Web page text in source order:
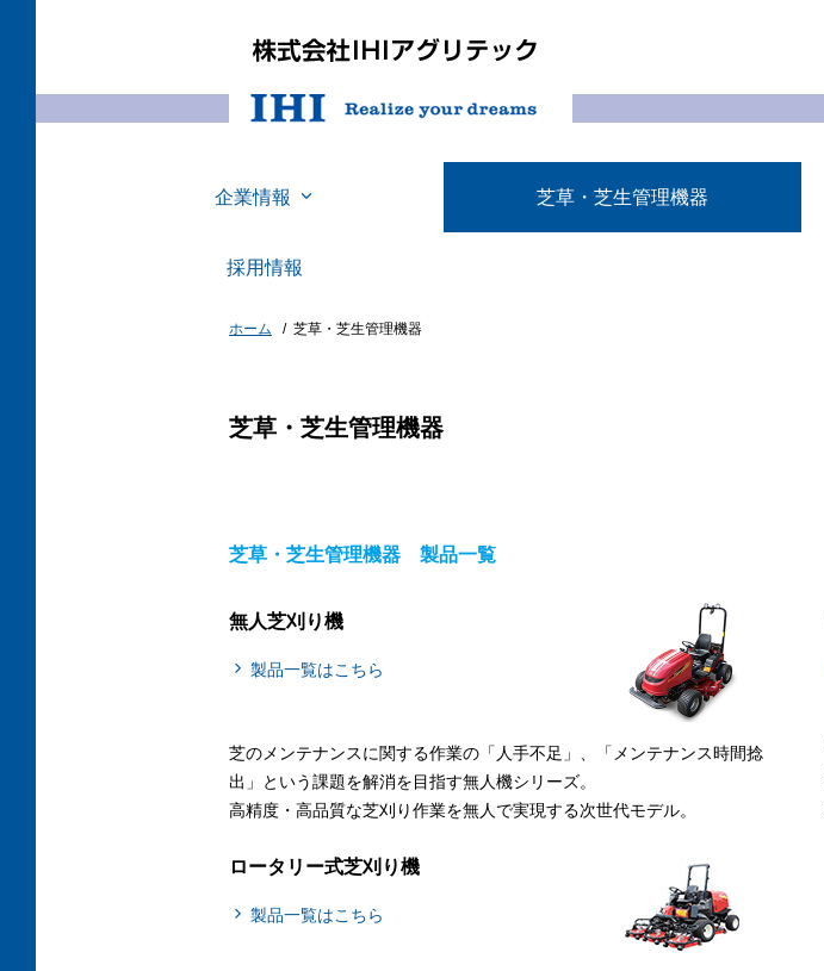
企業情報 芝草・芝生管理機器
採用情報
ホーム 芝草・芝生管理機器
芝草・芝生管理機器
芝草・芝生管理機器 製品一覧
無人芝刈り機
製品一覧はこちら
芝のメンテナンスに関する作業の「人手不足」、「メンテナンス時間捻
出」という課題を解消を目指す無人機シリーズ。
高精度・高品質な芝刈り作業を無人で実現する次世代モデル。
ロータリー式芝刈り機
製品一覧はこちら